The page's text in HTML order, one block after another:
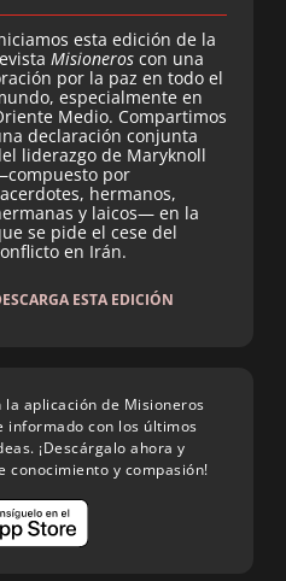
esta edición de la
Misioneros con una
por la paz en todo el
especialmente en
Medio. Compartimos
declaración conjunta
liderazgo de Maryknoll
por
hermanos,
y laicos— en la
se pide el cese del
en Irán.
ESTA EDICIÓN
la aplicación de Misioneros
informado con los últimos
¡Descárgalo ahora y
conocimiento y compasión!